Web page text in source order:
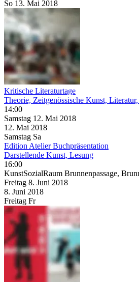
So 13. Mai 2018
Kritische Literaturtage
Theorie, Zeitgenössische Kunst,
14:00
Samstag 12. Mai 2018
12. Mai 2018
Samstag Sa
Edition Atelier Buchpräsentation
Darstellende Kunst, Lesung
16:00
KunstSozialRaum Brunnenpassage,
Freitag 8. Juni 2018
8. Juni 2018
Freitag Fr